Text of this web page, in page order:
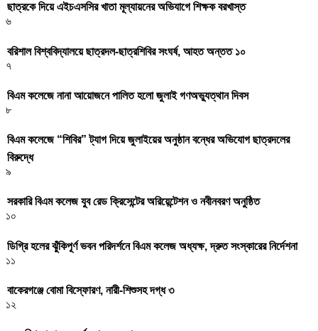
ছাত্রকে দিয়ে এইচএসসির খাতা মূল্যায়নের অভিযাগে শিক্ষক বরখাস্ত
৬
বরিশাল বিশ্ববিদ্যালয়ে ছাত্রদল-ছাত্রশিবির সংঘর্ষ, আহত অন্তত ১০
৭
বিএম কলেজে নানা আয়োজনে পালিত হলো জুলাই গণঅভ্যুত্থান দিবস
৮
বিএম কলেজে “শিবির” ট্যাগ দিয়ে জুলাইয়ের অনুষ্ঠান বন্ধের অভিযোগ ছাত্রদলের
বিরুদ্ধে
৯
সরকারি বিএম কলেজ যুব রেড ক্রিসেন্টের অরিয়েন্টেশন ও নবীনবরণ অনুষ্ঠিত
১০
ডিগ্রি হলের ঝুঁকিপূর্ণ ভবন পরিদর্শনে বিএম কলেজ অধ্যক্ষ, দ্রুত সংস্কারের নির্দেশনা
১১
বাকেরগঞ্জে বোমা বিস্ফোরণ, নারী-শিশুসহ দগ্ধ ৩
১২